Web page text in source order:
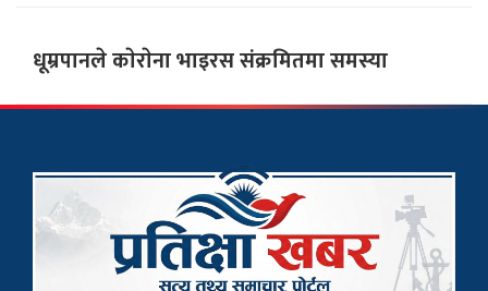
धूम्रपानले काेराेना भाइरस संक्रमितमा समस्या